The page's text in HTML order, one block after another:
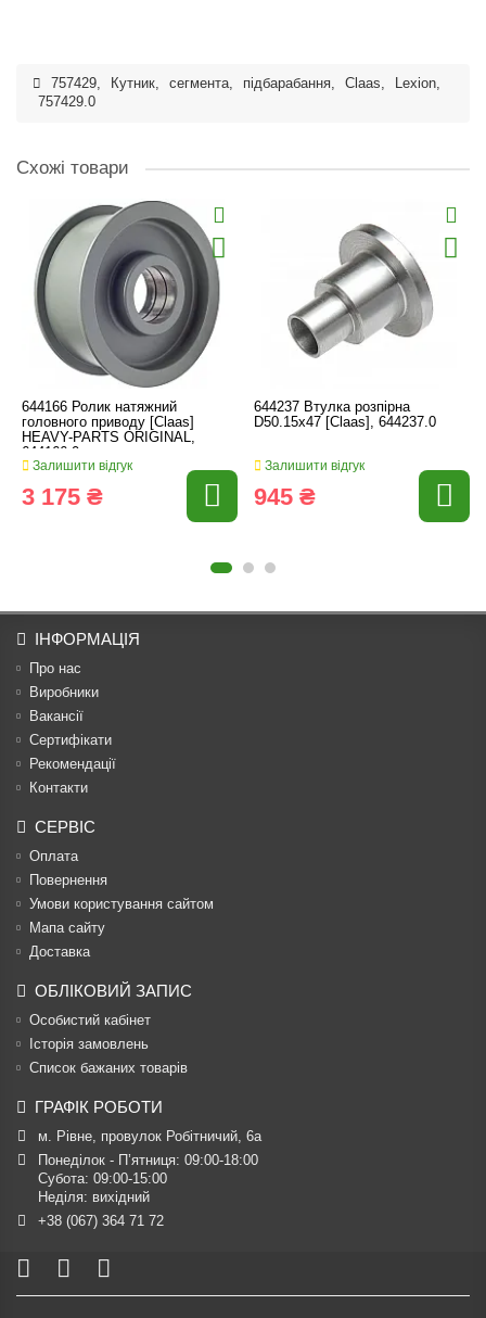
757429, Кутник, сегмента, підбарабання, Claas, Lexion,
757429.0
Схожі товари
644166 Ролик натяжний
головного приводу [Claas]
HEAVY-PARTS ORIGINAL,
644166.0
Залишити відгук
3 175 ₴
644237 Втулка розпірна
D50.15x47 [Claas], 644237.0
Залишити відгук
945 ₴
ІНФОРМАЦІЯ
Про нас
Виробники
Вакансії
Сертифікати
Рекомендації
Контакти
СЕРВІС
Оплата
Повернення
Умови користування сайтом
Мапа сайту
Доставка
ОБЛІКОВИЙ ЗАПИС
Особистий кабінет
Історія замовлень
Список бажаних товарів
ГРАФІК РОБОТИ
м. Рівне, провулок Робітничий, 6а
Понеділок - П’ятниця: 09:00-18:00
Субота: 09:00-15:00
Неділя: вихідний
+38 (067) 364 71 72